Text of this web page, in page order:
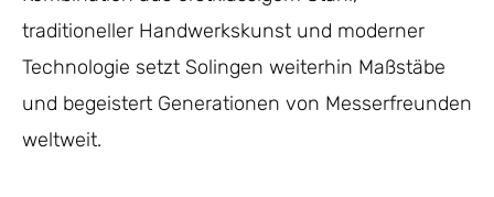
traditioneller Handwerkskunst und moderner
Technologie setzt Solingen weiterhin Maßstäbe
und begeistert Generationen von Messerfreunden
weltweit.